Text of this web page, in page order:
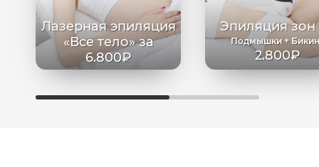
Лазерная эпиляция
«Все тело» за
6.800₽
Эпиляция зон
Подмышки +
2.800₽